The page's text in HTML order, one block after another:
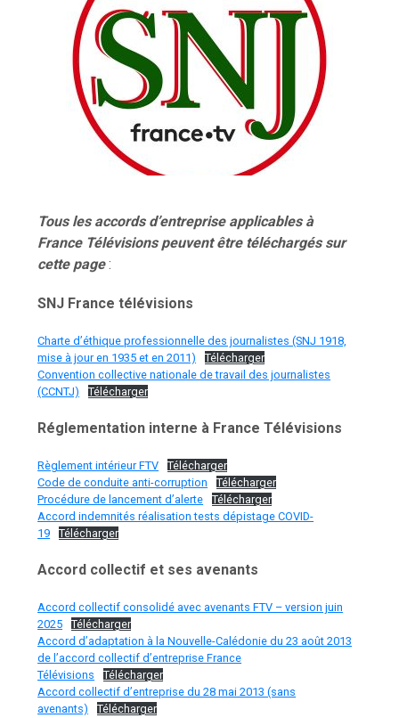
Tous les accords d’entreprise applicables à
France Télévisions peuvent être téléchargés sur
cette page:
SNJ France télévisions
Charte d’éthique professionnelle des journalistes (SNJ 1918,
mise à jour en 1935 et en 2011)
Télécharger
Convention collective nationale de travail des journalistes
(CCNTJ)
Télécharger
Réglementation interne à France Télévisions
Règlement intérieur FTV
Télécharger
Code de conduite anti-corruption
Télécharger
Procédure de lancement d’alerte
Télécharger
Accord indemnités réalisation tests dépistage COVID-
19
Télécharger
Accord collectif et ses avenants
Accord collectif consolidé avec avenants FTV – version juin
2025
Télécharger
Accord d’adaptation à la Nouvelle-Calédonie du 23 août 2013
de l’accord collectif d’entreprise France
Télévisions
Télécharger
Accord collectif d’entreprise du 28 mai 2013 (sans
avenants)
Télécharger